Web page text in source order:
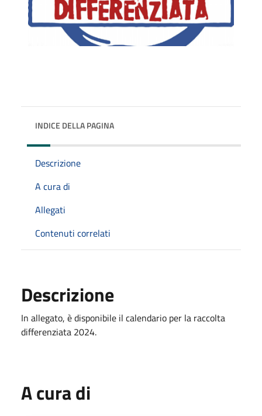
INDICE DELLA PAGINA
Descrizione
A cura di
Allegati
Contenuti correlati
Descrizione
In allegato, è disponibile il calendario per la raccolta
differenziata 2024.
A cura di